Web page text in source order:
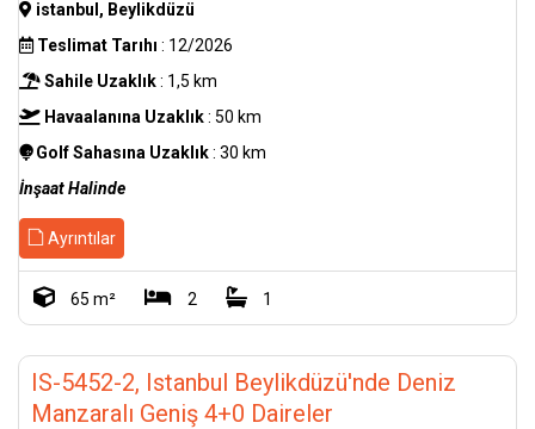
istanbul, Beylikdüzü
Teslimat Tarıhı : 12/2026
Sahile Uzaklık: 1,5 km
Havaalanına Uzaklık: 50 km
Golf Sahasına Uzaklık: 30 km
İnşaat Halinde
Ayrıntılar
65 m² 2 1
IS-5452-2, Istanbul Beylikdüzü'nde Deniz
Manzaralı Geniş 4+0 Daireler